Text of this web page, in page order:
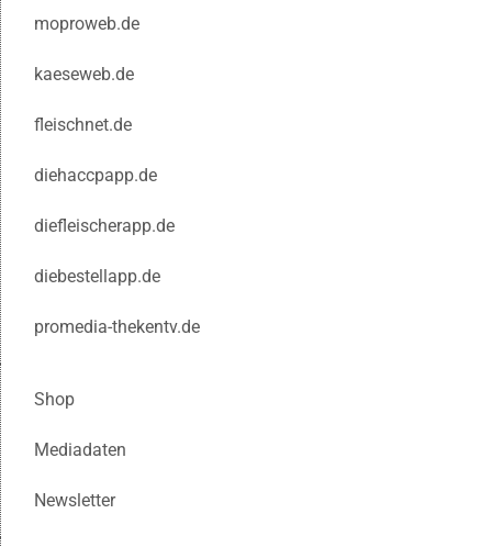
moproweb.de
kaeseweb.de
fleischnet.de
diehaccpapp.de
diefleischerapp.de
diebestellapp.de
promedia-thekentv.de
Shop
Mediadaten
Newsletter